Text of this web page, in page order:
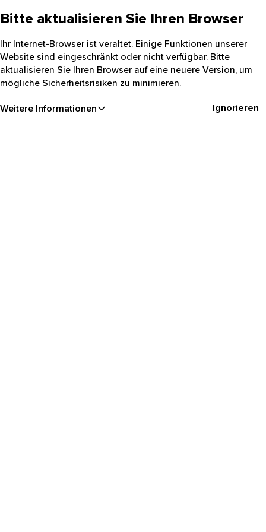
Bitte aktualisieren Sie Ihren Browser
Ihr Internet-Browser ist veraltet. Einige Funktionen unserer
Website sind eingeschränkt oder nicht verfügbar. Bitte
aktualisieren Sie Ihren Browser auf eine neuere Version, um
mögliche Sicherheitsrisiken zu minimieren.
Weitere Informationen Ignorieren